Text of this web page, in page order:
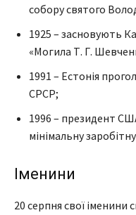
собору святого
1925 – засновують
«Могила Т. Г.
1991 – Естонія
СРСР;
1996 – президент
мінімальну
Іменини
20 серпня свої іменини